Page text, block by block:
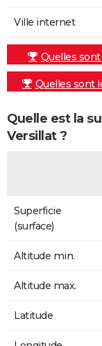
Ville internet
Quelles
Quelles sont
Quelle est la
Versillat ?
Superficie
(surface)
Altitude min.
Altitude max.
Latitude